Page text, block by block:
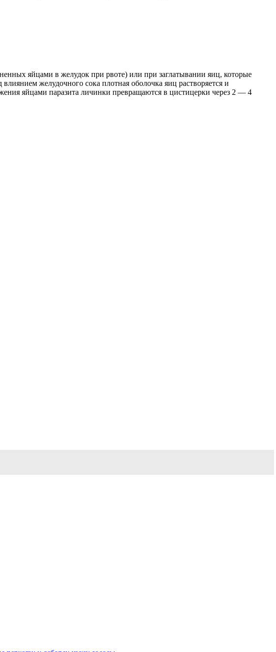
яйцами в желудок при рвоте) или при заглатывании яиц, которые
желудочного сока плотная оболочка яиц растворяется и
яйцами паразита личинки превращаются в цистицерки через 2 — 4